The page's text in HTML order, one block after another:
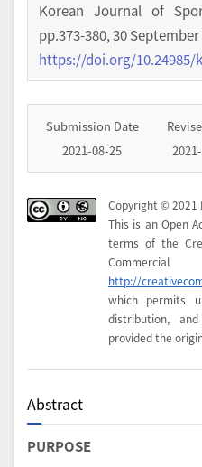
Korean Journal of
pp.373-380,30 September
https://doi.org/10.24985/
Submission Date
2021-08-25
Copyright © 2021
This is an Open
terms of the
http://
which permits
distribution,
provided the
Abstract
PURPOSE